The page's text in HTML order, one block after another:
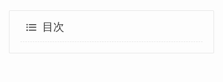
目次